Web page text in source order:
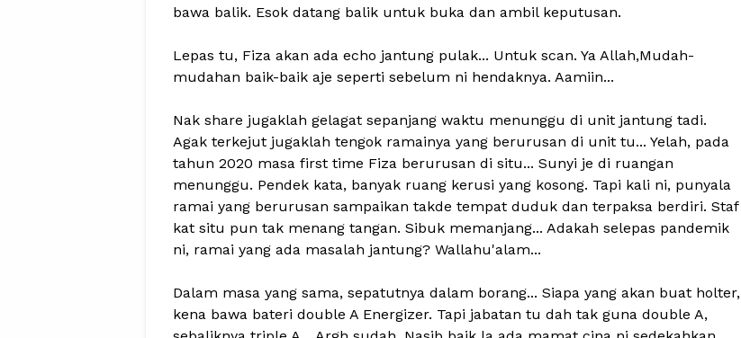
bawa balik. Esok datang balik untuk buka dan ambil keputusan.
Lepas tu, Fiza akan ada echo jantung pulak... Untuk scan. Ya Allah,Mudah-
mudahan baik-baik aje seperti sebelum ni hendaknya. Aamiin...
Nak share jugaklah gelagat sepanjang waktu menunggu di unit jantung tadi.
Agak terkejut jugaklah tengok ramainya yang berurusan di unit tu... Yelah, pada
tahun 2020 masa first time Fiza berurusan di situ... Sunyi je di ruangan
menunggu. Pendek kata, banyak ruang kerusi yang kosong. Tapi kali ni, punyala
ramai yang berurusan sampaikan takde tempat duduk dan terpaksa berdiri. Staf
kat situ pun tak menang tangan. Sibuk memanjang... Adakah selepas pandemik
ni, ramai yang ada masalah jantung? Wallahu'alam...
Dalam masa yang sama, sepatutnya dalam borang... Siapa yang akan buat holter,
kena bawa bateri double A Energizer. Tapi jabatan tu dah tak guna double A,